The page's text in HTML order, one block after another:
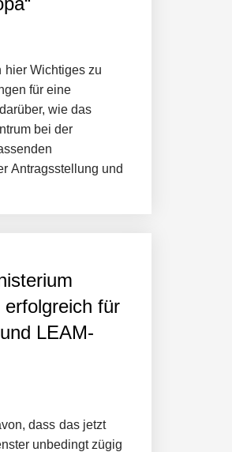
hier Wichtiges zu
für eine
wie das
bei der
Antragsstellung und
für
LEAM-
dass das jetzt
unbedingt zügig